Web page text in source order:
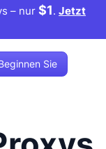
– nur$1.Jetzt
Sie